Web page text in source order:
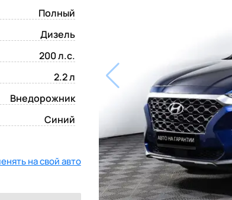
Полный
Дизель
200 л.с.
2.2 л
Внедорожник
Синий
на свой авто